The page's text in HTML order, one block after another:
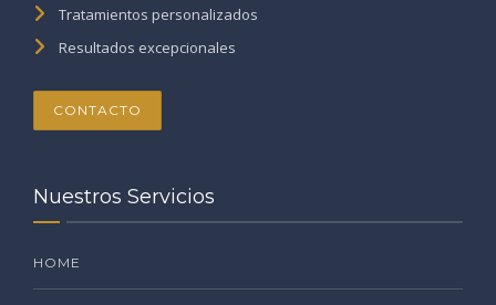
Tratamientos personalizados
Resultados excepcionales
CONTACTO
Nuestros Servicios
HOME